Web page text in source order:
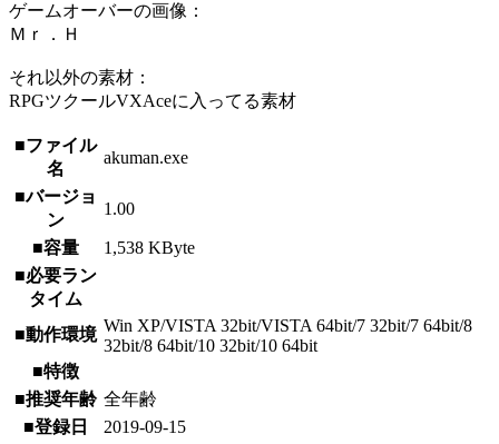
ゲームオーバーの画像：
Ｍｒ．Ｈ
それ以外の素材：
RPGツクールVXAceに入ってる素材
■ファイル
名
akuman.exe
■バージョ
ン
1.00
■容量
1,538 KByte
■必要ラン
タイム
■動作環境 Win XP/VISTA 32bit/VISTA 64bit/7 32bit/7 64bit/8
32bit/8 64bit/10 32bit/10 64bit
■特徴
■推奨年齢 全年齢
■登録日
2019-09-15